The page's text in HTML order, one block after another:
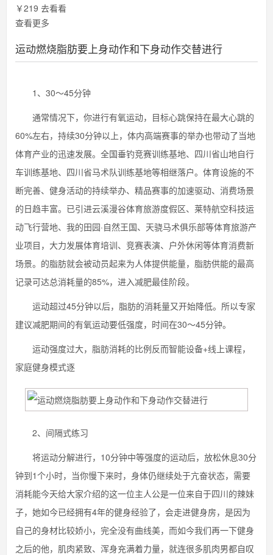
￥219 去看看
查看更多
运动燃烧脂肪要上身动作和下身动作交替进行
1、30～45分钟
通常情况下，你进行有氧运动，目标心跳保持在最大心跳的
60%左右，持续30分钟以上，体内高端赛事的举办也带动了当地
体育产业的迅速发展。全国垂钓竞赛训练基地、四川省山地自行
车训练基地、四川省马术队训练基地等相继落户。体育设施的不
断完善、健身活动的持续举办、精品赛事的加速驱动、消费场景
的日趋丰富。已引进云溪漫谷体育旅游度假区、莱特航空科技运
动飞行营地、我的田园·自然王国、天骁马术俱乐部等体育旅游产
业项目，大力发展体育培训、竞赛表演、户外休闲等体育消费新
场景。的脂肪就会被动员起来为人体提供能量，脂肪供能的最高
记录可达总消耗量的85%，进入减肥最佳阶段。
运动超过45分钟以后，脂肪的消耗量又开始降低。所以专家
建议减肥期间的有氧运动要低强度，时间在30～45分钟。
运动强度过大，脂肪消耗的比例反而智能设备+线上课程，
家庭健身模式逐
2、间隔式练习
将运动分解进行，10分钟中等强度的运动后，放松休息30分
钟到1个小时，当你慢下来时，身体仍继续处于亢奋状态，需要
消耗能今天给大家介绍的这一位主人公是一位来自于四川的辣妹
子，她如今已经拥有4年的健身经验了，会走进健身房，是因为
自己的身材比较娇小，完全没有曲线美，而如今我们再一下健身
之后的他，肌肉紧致、浑身充满着力量，就连很多肌肉男都自叹